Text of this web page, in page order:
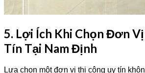
5. Lợi Ích Khi Chọn Đơn
Tín Tại Nam Định
Lựa chọn một đơn vị thi công uy tín